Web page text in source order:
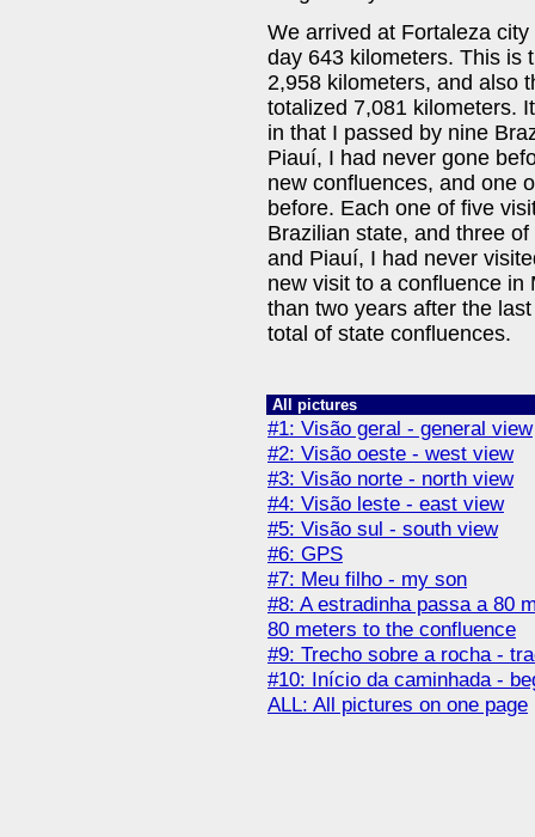
We arrived at Fortaleza
day 643 kilometers. This is
2,958 kilometers, and also
totalized 7,081 kilometers.
in that I passed by nine
Piauí, I had never gone
new confluences, and one
before. Each one of five
Brazilian state, and three
and Piauí, I had never
new visit to a confluence in
than two years after the
total of state confluences.
All pictures
#1: Visão geral - general view
#2: Visão oeste - west view
#3: Visão norte - north view
#4: Visão leste - east view
#5: Visão sul - south view
#6: GPS
#7: Meu filho - my son
#8: A estradinha passa a 80
80 meters to the confluence
#9: Trecho sobre a rocha -
#10: Início da caminhada -
ALL: All pictures on one page